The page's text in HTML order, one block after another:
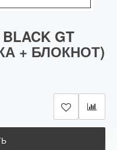
GT
+ БЛОКНОТ)